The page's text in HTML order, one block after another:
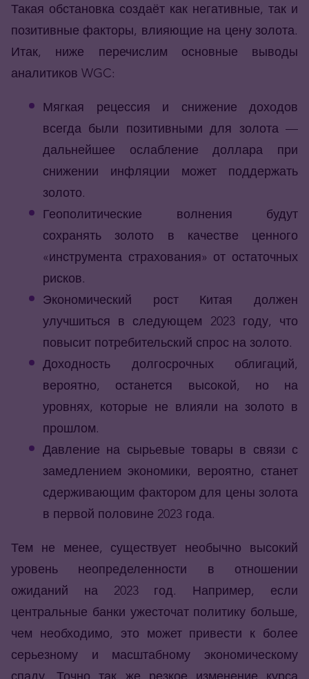
Такая обстановка создаёт как негативные, так и
позитивные факторы, влияющие на цену золота.
Итак, ниже перечислим основные выводы
аналитиков WGC:
Мягкая рецессия и снижение доходов
всегда были позитивными для золота —
дальнейшее ослабление доллара при
снижении инфляции может поддержать
золото.
Геополитические волнения будут
сохранять золото в качестве ценного
«инструмента страхования» от остаточных
рисков.
Экономический рост Китая должен
улучшиться в следующем 2023 году, что
повысит потребительский спрос на золото.
Доходность долгосрочных облигаций,
вероятно, останется высокой, но на
уровнях, которые не влияли на золото в
прошлом.
Давление на сырьевые товары в связи с
замедлением экономики, вероятно, станет
сдерживающим фактором для цены золота
в первой половине 2023 года.
Тем не менее, существует необычно высокий
уровень неопределенности в отношении
ожиданий на 2023 год. Например, если
центральные банки ужесточат политику больше,
чем необходимо, это может привести к более
серьезному и масштабному экономическому